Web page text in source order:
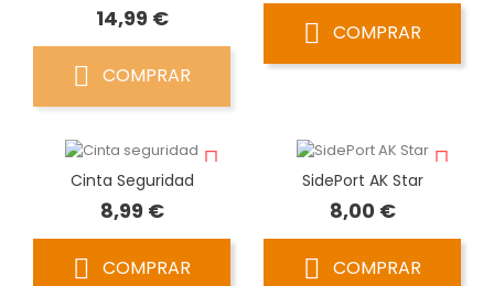
14,99 €Precio
COMPRAR
COMPRAR
Cinta Seguridad
8,99 €Precio
COMPRAR
SidePort AK Star
8,00 €Precio
COMPRAR